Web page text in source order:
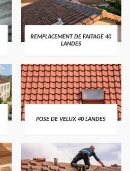
REMPLACEMENT DE FAITAGE 40
LANDES
POSE DE VELUX 40 LANDES